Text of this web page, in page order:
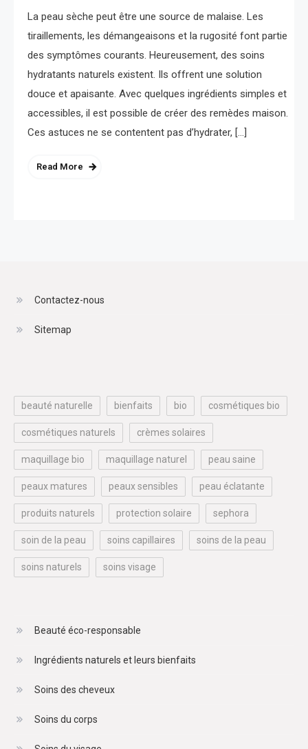
La peau sèche peut être une source de malaise. Les
tiraillements, les démangeaisons et la rugosité font partie
des symptômes courants. Heureusement, des soins
hydratants naturels existent. Ils offrent une solution
douce et apaisante. Avec quelques ingrédients simples et
accessibles, il est possible de créer des remèdes maison.
Ces astuces ne se contentent pas d’hydrater, […]
Read More
Contactez-nous
Sitemap
beauté naturelle bienfaits bio cosmétiques bio
cosmétiques naturels crèmes solaires
maquillage bio maquillage naturel peau saine
peaux matures peaux sensibles peau éclatante
produits naturels protection solaire sephora
soin de la peau soins capillaires soins de la peau
soins naturels soins visage
Beauté éco-responsable
Ingrédients naturels et leurs bienfaits
Soins des cheveux
Soins du corps